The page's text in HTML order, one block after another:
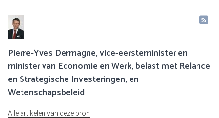
Pierre-Yves Dermagne, vice-eersteminister en
minister van Economie en Werk, belast met Relance
en Strategische Investeringen, en
Wetenschapsbeleid
Alle artikelen van deze bron